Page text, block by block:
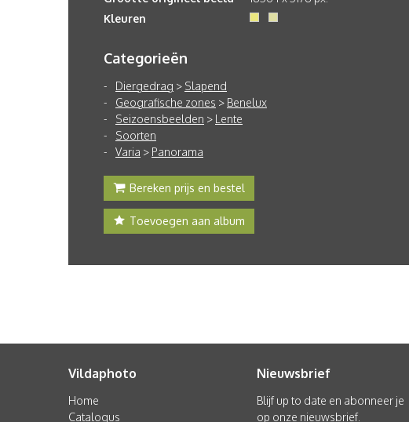
Kleuren
Categorieën
Diergedrag > Slapend
Geografische zones > Benelux
Seizoensbeelden > Lente
Soorten
Varia > Panorama
Bereken prijs en bestel
Toevoegen aan album
Vildaphoto
Home
Catalogus
Nieuwsbrief
Blijf up to date en abonneer je
op onze nieuwsbrief.